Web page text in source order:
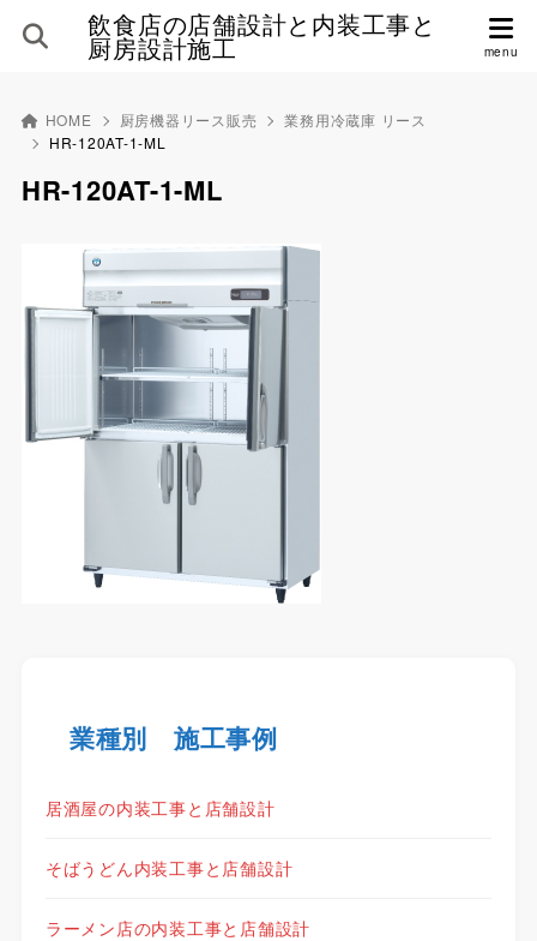
飲食店の店舗設計と内装工事と
厨房設計施工
HOME 厨房機器リース販売
業務用冷蔵庫 リース
HR-120AT-1-ML
HR-120AT-1-ML
業種別 施工事例
居酒屋の内装工事と店舗設計
そばうどん内装工事と店舗設計
ラーメン店の内装工事と店舗設計